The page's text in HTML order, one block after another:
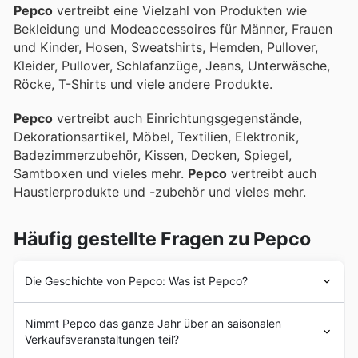
Pepco vertreibt eine Vielzahl von Produkten wie
Bekleidung und Modeaccessoires für Männer, Frauen
und Kinder, Hosen, Sweatshirts, Hemden, Pullover,
Kleider, Pullover, Schlafanzüge, Jeans, Unterwäsche,
Röcke, T-Shirts und viele andere Produkte.
Pepco vertreibt auch Einrichtungsgegenstände,
Dekorationsartikel, Möbel, Textilien, Elektronik,
Badezimmerzubehör, Kissen, Decken, Spiegel,
Samtboxen und vieles mehr. Pepco vertreibt auch
Haustierprodukte und -zubehör und vieles mehr.
Häufig gestellte Fragen zu Pepco
Die Geschichte von Pepco: Was ist Pepco?
britischen Unternehmens Brown & Jackson gegründet.
Zu Beginn firmierten die Geschäfte unter dem Namen
Nimmt Pepco das ganze Jahr über an saisonalen
Verkaufsveranstaltungen teil?